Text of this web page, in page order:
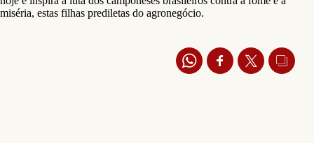
miséria, estas filhas prediletas do agronegócio.